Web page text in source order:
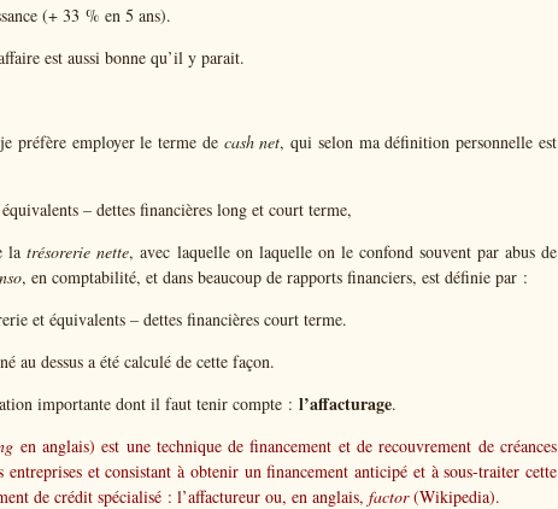
(+ 33 % en 5 ans).
est aussi bonne qu’il y parait.
préfère employer le terme de cash net, qui selon ma définition personnelle est
– dettes financières long et court terme,
latrésorerie nette, avec laquelle on laquelle on le confond souvent par abus de
, en comptabilité, et dans beaucoup de rapports financiers, est définie par :
et équivalents – dettes financières court terme.
au dessus a été calculé de cette façon.
importante dont il faut tenir compte : l’affacturage.
en anglais) est une technique de financement et de recouvrement de créances
et consistant à obtenir un financement anticipé et à sous-traiter cette
de crédit spécialisé : l’affactureur ou, en anglais, factor(Wikipedia).